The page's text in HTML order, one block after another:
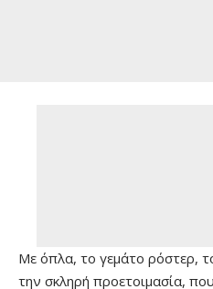
Με όπλα, το γεμάτο ρόστερ,
την σκληρή προετοιμασία,